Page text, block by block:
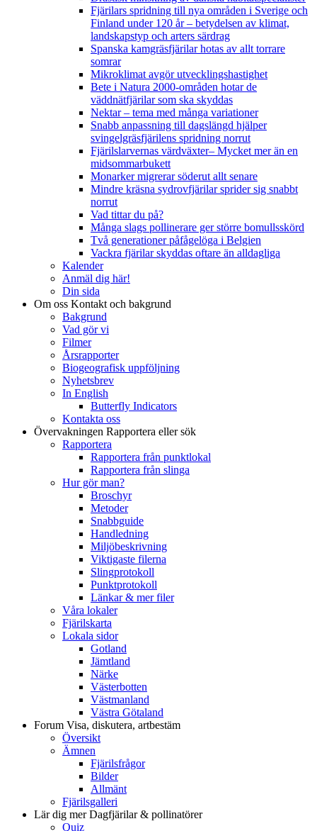
Fjärilars spridning till nya områden i Sverige och
Finland under 120 år– betydelsen av klimat,
landskapstyp och arters särdrag
Spanska kamgräsfjärilar hotas av allt torrare
somrar
Mikroklimat avgör utvecklingshastighet
Bete i Natura 2000-områden hotar de
väddnätfjärilar som ska skyddas
Nektar – tema med många variationer
Snabb anpassning till dagslängd hjälper
svingelgräsfjärilens spridning norrut
Fjärilslarvernas värdväxter– Mycket mer än en
midsommarbukett
Monarker migrerar söderut allt senare
Mindre kräsna sydrovfjärilar sprider sig snabbt
norrut
Vad tittar du på?
Många slags pollinerare ger större bomullsskörd
Två generationer påfågelöga i Belgien
Vackra fjärilar skyddas oftare än alldagliga
Kalender
Anmäl dig här!
Din sida
Om oss Kontakt och bakgrund
Bakgrund
Vad gör vi
Filmer
Årsrapporter
Biogeografisk uppföljning
Nyhetsbrev
In English
Butterfly Indicators
Kontakta oss
Övervakningen Rapportera eller sök
Rapportera
Rapportera från punktlokal
Rapportera från slinga
Hur gör man?
Broschyr
Metoder
Snabbguide
Handledning
Miljöbeskrivning
Viktigaste filerna
Slingprotokoll
Punktprotokoll
Länkar & mer filer
Våra lokaler
Fjärilskarta
Lokala sidor
Gotland
Jämtland
Närke
Västerbotten
Västmanland
Västra Götaland
Forum Visa, diskutera, artbestäm
Översikt
Ämnen
Fjärilsfrågor
Bilder
Allmänt
Fjärilsgalleri
Lär dig merDagfjärilar & pollinatörer
Quiz